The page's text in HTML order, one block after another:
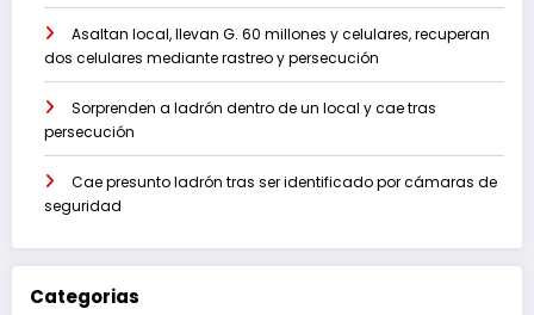
Asaltan local, llevan G. 60 millones y celulares, recuperan
dos celulares mediante rastreo y persecución
Sorprenden a ladrón dentro de un local y cae tras
persecución
Cae presunto ladrón tras ser identificado por cámaras de
seguridad
Categorias